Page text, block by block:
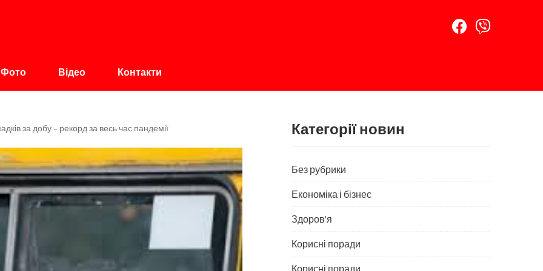
Фото Відео Контакти
за добу – рекорд за весь час пандемії Категорії новин
Без рубрики
Економіка і бізнес
Здоров'я
Корисні поради